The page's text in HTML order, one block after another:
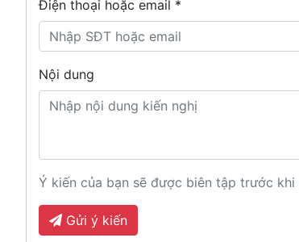
Điện thoại hoặc email *
Nội dung
Ý kiến của bạn sẽ được biên tập trước
Gửi ý kiến